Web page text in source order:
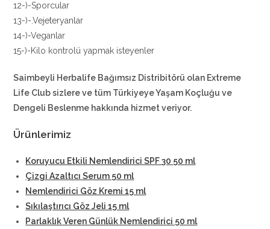
12-)-Sporcular
13-)-.Vejeteryanlar
14-)-Veganlar
15-)-Kilo kontrolü yapmak isteyenler
Saimbeyli Herbalife Bağımsız Distribitörü olan Extreme
Life Club sizlere ve tüm Türkiyeye Yaşam Koçluğu ve
Dengeli Beslenme hakkında hizmet veriyor.
Ürünlerimiz
Koruyucu Etkili Nemlendirici SPF 30 50 ml
Çizgi Azaltıcı Serum 50 ml
Nemlendirici Göz Kremi 15 ml
Sıkılaştırıcı Göz Jeli 15 ml
Parlaklık Veren Günlük Nemlendirici 50 ml